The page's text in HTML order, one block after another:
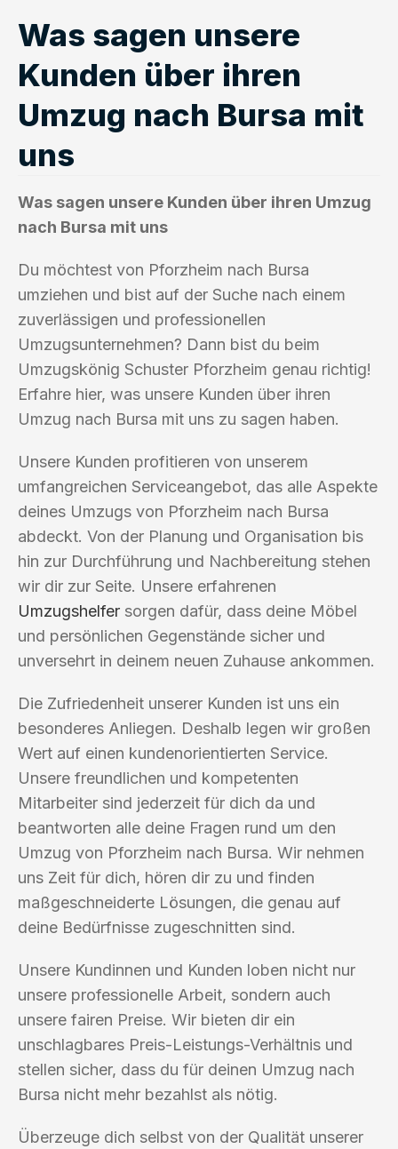
Was sagen unsere
Kunden über ihren
Umzug nach Bursa mit
uns
Was sagen unsere Kunden über ihren Umzug
nach Bursa mit uns
Du möchtest von Pforzheim nach Bursa
umziehen und bist auf der Suche nach einem
zuverlässigen und professionellen
Umzugsunternehmen? Dann bist du beim
Umzugskönig Schuster Pforzheim genau richtig!
Erfahre hier, was unsere Kunden über ihren
Umzug nach Bursa mit uns zu sagen haben.
Unsere Kunden profitieren von unserem
umfangreichen Serviceangebot, das alle Aspekte
deines Umzugs von Pforzheim nach Bursa
abdeckt. Von der Planung und Organisation bis
hin zur Durchführung und Nachbereitung stehen
wir dir zur Seite. Unsere erfahrenen
Umzugshelfer sorgen dafür, dass deine Möbel
und persönlichen Gegenstände sicher und
unversehrt in deinem neuen Zuhause ankommen.
Die Zufriedenheit unserer Kunden ist uns ein
besonderes Anliegen. Deshalb legen wir großen
Wert auf einen kundenorientierten Service.
Unsere freundlichen und kompetenten
Mitarbeiter sind jederzeit für dich da und
beantworten alle deine Fragen rund um den
Umzug von Pforzheim nach Bursa. Wir nehmen
uns Zeit für dich, hören dir zu und finden
maßgeschneiderte Lösungen, die genau auf
deine Bedürfnisse zugeschnitten sind.
Unsere Kundinnen und Kunden loben nicht nur
unsere professionelle Arbeit, sondern auch
unsere fairen Preise. Wir bieten dir ein
unschlagbares Preis-Leistungs-Verhältnis und
stellen sicher, dass du für deinen Umzug nach
Bursa nicht mehr bezahlst als nötig.
Überzeuge dich selbst von der Qualität unserer